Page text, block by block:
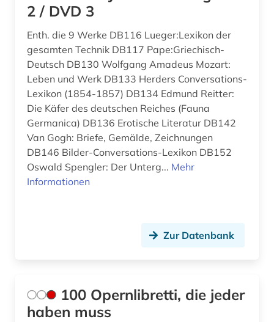
ben (1)
berlin (1)
bestand (1)
betriebswirtschaftslehre (1)
bibel (1)
bibliografie (26)
bibliotheksbestand (1)
Norwegen (3)
Oesterreich (13)
Osmanisches Reich (1)
Ostasien (1)
Polen (1)
Rumänien (1)
Sachsen (1)
Schweden (12)
Schweiz (16)
Serbien (1)
2 / DVD 3
Enth. die 9 Werke DB116 Lueger:Lexikon der
gesamten Technik DB117 Pape:Griechisch-
Deutsch DB130 Wolfgang Amadeus Mozart:
Leben und Werk DB133 Herders Conversations-
Lexikon (1854-1857) DB134 Edmund Reitter:
Die Käfer des deutschen Reiches (Fauna
Germanica) DB136 Erotische Literatur DB142
Van Gogh: Briefe, Gemälde, Zeichnungen
DB146 Bilder-Conversations-Lexikon DB152
Oswald Spengler: Der Unterg... Mehr
Informationen
Zur Datenbank
100 Opernlibretti, die jeder
haben muss